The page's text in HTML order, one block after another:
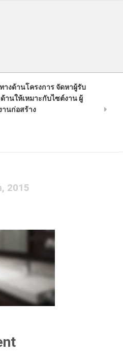
างด้านโครงการ จัดหาผู้รับ
านให้เหมาะกับไซต์งาน ผู้
านก่อสร้าง
2015